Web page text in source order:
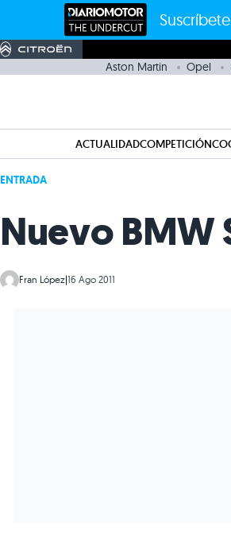
Aston Martin Opel
ACTUALIDADCOMPETICIÓN
ENTRADA
Nuevo BMW
Fran López|16 Ago 2011